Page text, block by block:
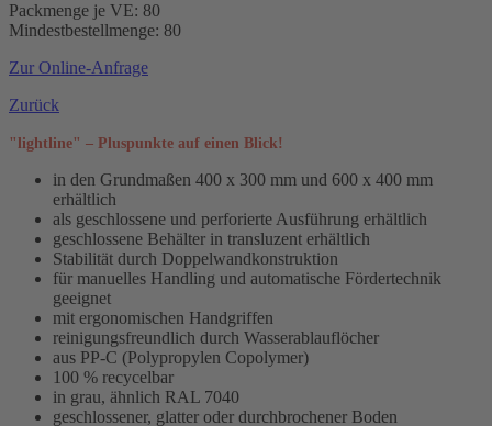
Packmenge je VE: 80
Mindestbestellmenge: 80
Zur Online-Anfrage
Zurück
"lightline" – Pluspunkte auf einen Blick!
in den Grundmaßen 400 x 300 mm und 600 x 400 mm
erhältlich
als geschlossene und perforierte Ausführung erhältlich
geschlossene Behälter in transluzent erhältlich
Stabilität durch Doppelwandkonstruktion
für manuelles Handling und automatische Fördertechnik
geeignet
mit ergonomischen Handgriffen
reinigungsfreundlich durch Wasserablauflöcher
aus PP-C (Polypropylen Copolymer)
100 % recycelbar
in grau, ähnlich RAL 7040
geschlossener, glatter oder durchbrochener Boden